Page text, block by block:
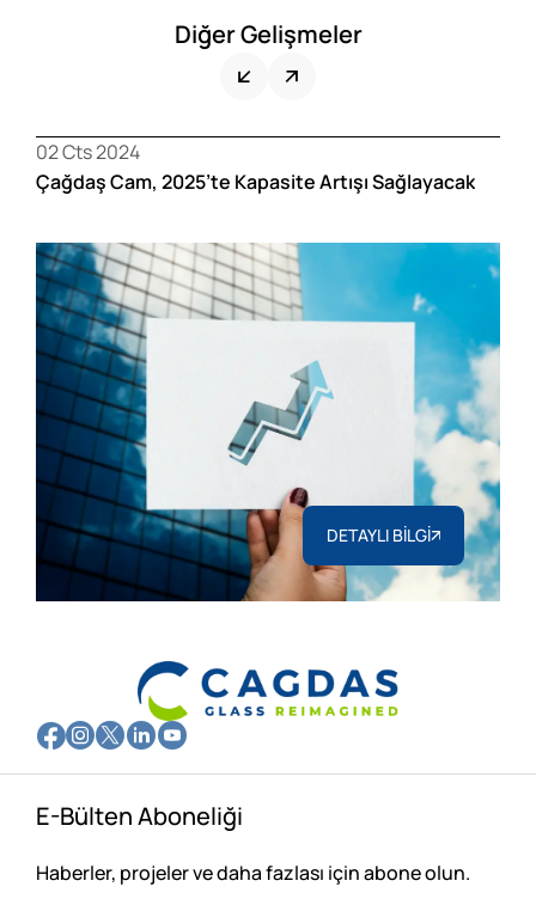
Diğer Gelişmeler
02 Cts 2024
Çağdaş Cam, 2025’te Kapasite Artışı Sağlayacak
DETAYLI BİLGİ
E-Bülten Aboneliği
Haberler, projeler ve daha fazlası için abone olun.